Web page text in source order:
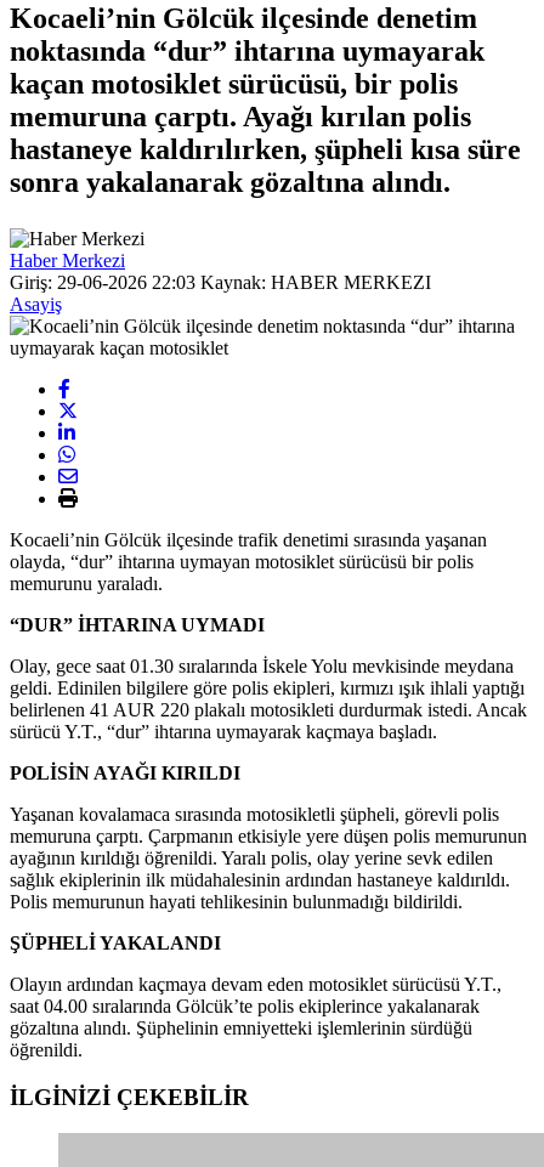
Kocaeli’nin Gölcük ilçesinde denetim
noktasında “dur” ihtarına uymayarak
kaçan motosiklet sürücüsü, bir polis
memuruna çarptı. Ayağı kırılan polis
hastaneye kaldırılırken, şüpheli kısa süre
sonra yakalanarak gözaltına alındı.
Haber Merkezi
Giriş: 29-06-2026 22:03 Kaynak: HABER MERKEZI
Asayiş
Kocaeli’nin Gölcük ilçesinde trafik denetimi sırasında yaşanan
olayda, “dur” ihtarına uymayan motosiklet sürücüsü bir polis
memurunu yaraladı.
“DUR” İHTARINA UYMADI
Olay, gece saat 01.30 sıralarında İskele Yolu mevkisinde meydana
geldi. Edinilen bilgilere göre polis ekipleri, kırmızı ışık ihlali yaptığı
belirlenen 41 AUR 220 plakalı motosikleti durdurmak istedi. Ancak
sürücü Y.T., “dur” ihtarına uymayarak kaçmaya başladı.
POLİSİN AYAĞI KIRILDI
Yaşanan kovalamaca sırasında motosikletli şüpheli, görevli polis
memuruna çarptı. Çarpmanın etkisiyle yere düşen polis memurunun
ayağının kırıldığı öğrenildi. Yaralı polis, olay yerine sevk edilen
sağlık ekiplerinin ilk müdahalesinin ardından hastaneye kaldırıldı.
Polis memurunun hayati tehlikesinin bulunmadığı bildirildi.
ŞÜPHELİ YAKALANDI
Olayın ardından kaçmaya devam eden motosiklet sürücüsü Y.T.,
saat 04.00 sıralarında Gölcük’te polis ekiplerince yakalanarak
gözaltına alındı. Şüphelinin emniyetteki işlemlerinin sürdüğü
öğrenildi.
İLGİNİZİ ÇEKEBİLİR